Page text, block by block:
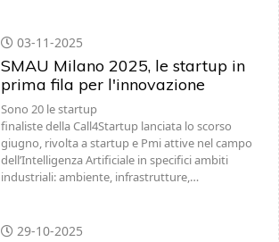
03-11-2025
SMAU Milano 2025, le startup in
prima fila per l'innovazione
Sono 20 le startup
finaliste della Call4Startup lanciata lo scorso
giugno, rivolta a startup e Pmi attive nel campo
dell’Intelligenza Artificiale in specifici ambiti
industriali: ambiente, infrastrutture,…
29-10-2025